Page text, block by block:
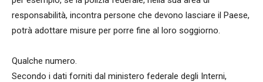
responsabilità, incontra persone che devono lasciare il Paese,
potrà adottare misure per porre fine al loro soggiorno.
Qualche numero.
Secondo i dati forniti dal ministero federale degli Interni,